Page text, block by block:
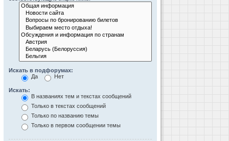
Искать в подфорумах:
Да
Нет
Искать:
В названиях тем и текстах сообщений
Только в текстах сообщений
Только по названию темы
Только в первом сообщении темы